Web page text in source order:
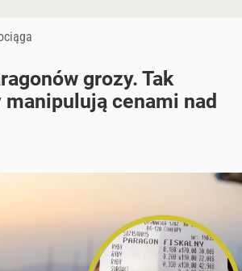
grozy. Tak
cenami nad